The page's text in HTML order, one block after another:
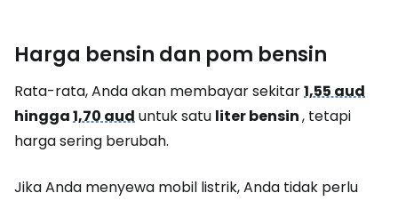
Harga bensin dan pom bensin
Rata-rata, Anda akan membayar sekitar1,55 aud
hingga1,70 auduntuk satu liter bensin, tetapi
harga sering berubah.
Jika Anda menyewa mobil listrik, Anda tidak perlu